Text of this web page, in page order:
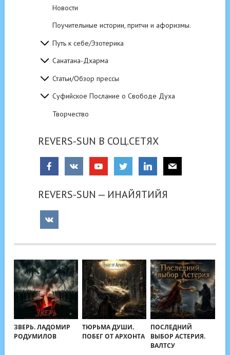
Новости
Поучительные истории, притчи и афоризмы.
Путь к себе/Эзотерика
Санатана-Дхарма
Статьи/Обзор прессы
Суфийское Послание о Свободе Духа
Творчество
REVERS-SUN В СОЦ.СЕТЯХ
REVERS-SUN — ИНАЙЯТИЙЯ
ЗВЕРЬ. ЛАДОМИР
РОДУМИЛОВ
ТЮРЬМА ДУШИ.
ПОБЕГ ОТ АРХОНТА
ПОСЛЕДНИЙ
ВЫБОР АСТЕРИЯ.
ВАЛТСУ